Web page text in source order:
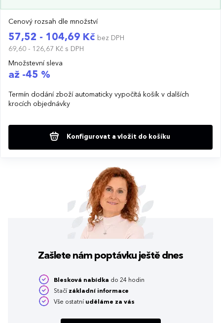
Cenový rozsah dle množství
57,52 - 104,69 Kč bez DPH
69,60 - 126,67 Kč s DPH
Množstevní sleva
až -45 %
Termín dodání zboží automaticky vypočítá košík v dalších
krocích objednávky
Konfigurovat a vložit do košíku
Zašlete nám poptávku ještě dnes
Blesková nabídka do 24 hodin
Stačí základní informace
Vše ostatní uděláme za vás